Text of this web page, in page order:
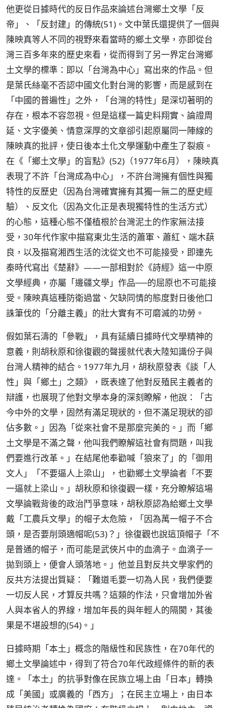
他更從日據時代的反日作品來論述台灣鄉土文學「反
帝」、「反封建」的傳統(51)。文中葉氏還提供了一個與
陳映真等人不同的視野來看當時的鄉土文學，亦即從台
灣三百多年來的歷史來看，從而得到了另一界定台灣鄉
土文學的標準：即以「台灣為中心」寫出來的作品。但
是葉氏絲毫不否認中國文化對台灣的影響，而是感到在
「中國的普遍性」之外，「台灣的特性」是深切著明的
存在，根本不容忽視。但是這樣一篇史料翔實、論證周
延、文字優美、情意深厚的文章卻引起原屬同一陣線的
陳映真的批評，使日後本土化文學運動中產生了裂痕。
在《「鄉土文學」的盲點》(52)（1977年6月），陳映真
表現了不許「台灣成為中心」，不許台灣擁有個性與獨
特性的反歷史（因為台灣確實擁有其獨一無二的歷史經
驗）、反文化（因為文化正是表現獨特性的生活方式）
的心態，這種心態不僅植根於台灣泥土的作家無法接
受，30年代作家中描寫東北生活的蕭軍、蕭紅、端木蕻
良，以及描寫湘西生活的沈從文也不可能接受，即連先
秦時代寫出《楚辭》——一部相對於《詩經》這一中原
文學經典，亦屬「邊疆文學」作品──的屈原也不可能接
受。陳映真這種防衛過當、欠缺同情的態度對日後他口
誅筆伐的「分離主義」的壯大實有不可磨滅的功勞。
假如葉石濤的「參戰」，具有延續日據時代文學精神的
意義，則胡秋原和徐復觀的聲援就代表大陸知識份子與
台灣人精神的結合。1977年九月，胡秋原發表《談「人
性」與「鄉土」之類》，既表達了他對反殖民主義者的
辯護，也展現了他對文學本身的深刻瞭解，他說：「古
今中外的文學，固然有滿足現狀的，但不滿足現狀的卻
佔多數。」因為「從來社會不是那麼完美的。」而「鄉
土文學是不滿之聲，他叫我們瞭解這社會有問題，叫我
們要進行改革。」在結尾他奉勸喊「狼來了」的「御用
文人」「不要逼人上梁山」，也勸鄉土文學論者「不要
一逼就上梁山。」胡秋原和徐復觀一樣，充分瞭解這場
文學論戰背後的政治鬥爭意味，胡秋原認為給鄉土文學
戴「工農兵文學」的帽子太危險，「因為萬一帽子不合
頭，是否要削頭適帽呢(53)？」徐復觀也說這頂帽子「不
是普通的帽子，而可能是武俠片中的血滴子。血滴子一
拋到頭上，便會人頭落地。」他並且對反共文學家們的
反共方法提出質疑：「難道毛要一切為人民，我們便要
一切反人民，才算反共嗎？這類的作法，只會增加外省
人與本省人的界線，增加年長的與年輕人的隔閡，其後
果是不堪設想的(54)。」
日據時期「本土」概念的階級性和民族性，在70年代的
鄉土文學論述中，得到了符合70年代政經條件的新的表
達。「本土」的抗爭對像在民族立場上由「日本」轉換
成「美國」或廣義的「西方」；在民主立場上，由日本